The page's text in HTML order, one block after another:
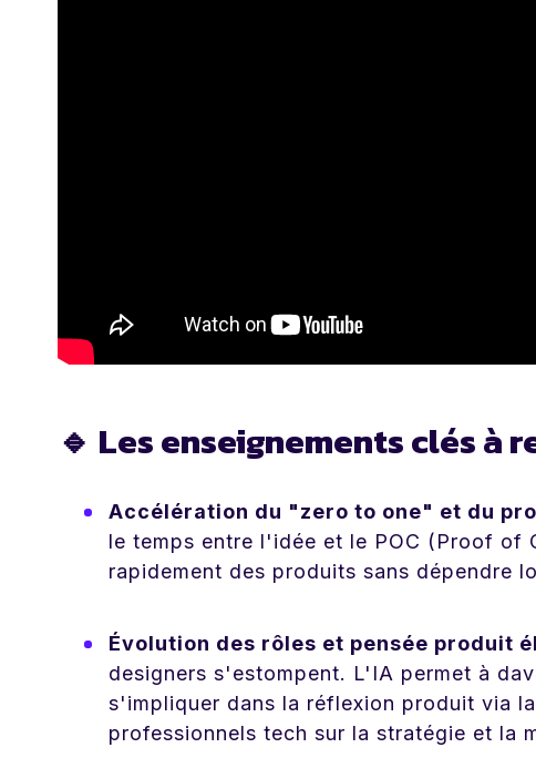
🔹 Les enseignements clés à
Accélération du "zero to one" et du
le temps entre l'idée et le POC (Proof
rapidement des produits sans dépendre
Évolution des rôles et pensée produit
designers s'estompent. L'IA permet à
s'impliquer dans la réflexion produit via
professionnels tech sur la stratégie et la